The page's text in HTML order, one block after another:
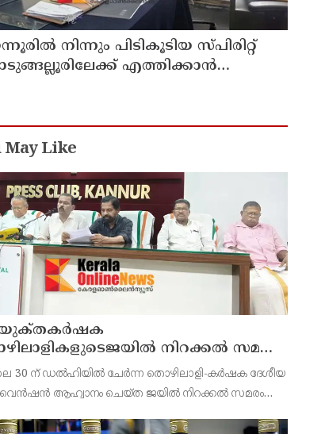
നിന്നും പിടികൂടിയ സ്പിരിറ്റ്
എത്തിക്കാൻ
May Like
നിറക്കൽ സമരം
10 ന്
ന് ഡൽഹിയിൽ ചേർന്ന തൊഴിലാളി-കർഷക ദേശീയ
ആഹ്വാനം ചെയ്ത ജയിൽ നിറക്കൽ സമരം